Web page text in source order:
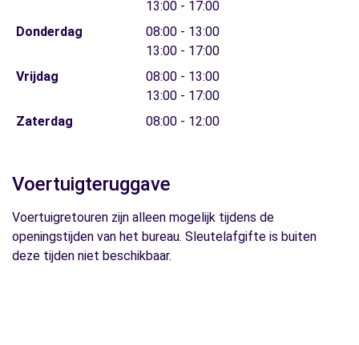
13:00 - 17:00
Donderdag
08:00 - 13:00
13:00 - 17:00
Vrijdag
08:00 - 13:00
13:00 - 17:00
Zaterdag
08:00 - 12:00
Voertuigteruggave
Voertuigretouren zijn alleen mogelijk tijdens de
openingstijden van het bureau. Sleutelafgifte is buiten
deze tijden niet beschikbaar.